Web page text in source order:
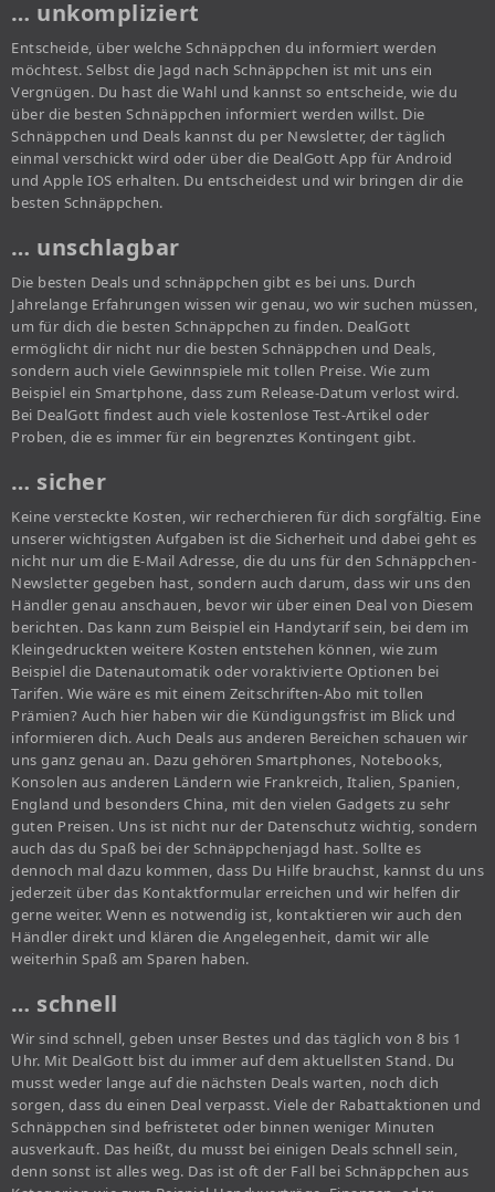
… unkompliziert
Entscheide, über welche Schnäppchen du informiert werden
möchtest. Selbst die Jagd nach Schnäppchen ist mit uns ein
Vergnügen. Du hast die Wahl und kannst so entscheide, wie du
über die besten Schnäppchen informiert werden willst. Die
Schnäppchen und Deals kannst du per Newsletter, der täglich
einmal verschickt wird oder über die DealGott App für Android
und Apple IOS erhalten. Du entscheidest und wir bringen dir die
besten Schnäppchen.
… unschlagbar
Die besten Deals und schnäppchen gibt es bei uns. Durch
Jahrelange Erfahrungen wissen wir genau, wo wir suchen müssen,
um für dich die besten Schnäppchen zu finden. DealGott
ermöglicht dir nicht nur die besten Schnäppchen und Deals,
sondern auch viele Gewinnspiele mit tollen Preise. Wie zum
Beispiel ein Smartphone, dass zum Release-Datum verlost wird.
Bei DealGott findest auch viele kostenlose Test-Artikel oder
Proben, die es immer für ein begrenztes Kontingent gibt.
… sicher
Keine versteckte Kosten, wir recherchieren für dich sorgfältig. Eine
unserer wichtigsten Aufgaben ist die Sicherheit und dabei geht es
nicht nur um die E-Mail Adresse, die du uns für den Schnäppchen-
Newsletter gegeben hast, sondern auch darum, dass wir uns den
Händler genau anschauen, bevor wir über einen Deal von Diesem
berichten. Das kann zum Beispiel ein Handytarif sein, bei dem im
Kleingedruckten weitere Kosten entstehen können, wie zum
Beispiel die Datenautomatik oder voraktivierte Optionen bei
Tarifen. Wie wäre es mit einem Zeitschriften-Abo mit tollen
Prämien? Auch hier haben wir die Kündigungsfrist im Blick und
informieren dich. Auch Deals aus anderen Bereichen schauen wir
uns ganz genau an. Dazu gehören Smartphones, Notebooks,
Konsolen aus anderen Ländern wie Frankreich, Italien, Spanien,
England und besonders China, mit den vielen Gadgets zu sehr
guten Preisen. Uns ist nicht nur der Datenschutz wichtig, sondern
auch das du Spaß bei der Schnäppchenjagd hast. Sollte es
dennoch mal dazu kommen, dass Du Hilfe brauchst, kannst du uns
jederzeit über das Kontaktformular erreichen und wir helfen dir
gerne weiter. Wenn es notwendig ist, kontaktieren wir auch den
Händler direkt und klären die Angelegenheit, damit wir alle
weiterhin Spaß am Sparen haben.
… schnell
Wir sind schnell, geben unser Bestes und das täglich von 8 bis 1
Uhr. Mit DealGott bist du immer auf dem aktuellsten Stand. Du
musst weder lange auf die nächsten Deals warten, noch dich
sorgen, dass du einen Deal verpasst. Viele der Rabattaktionen und
Schnäppchen sind befristetet oder binnen weniger Minuten
ausverkauft. Das heißt, du musst bei einigen Deals schnell sein,
denn sonst ist alles weg. Das ist oft der Fall bei Schnäppchen aus